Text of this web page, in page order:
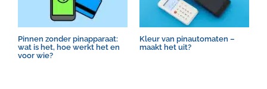
Pinnen zonder pinapparaat:
wat is het, hoe werkt het en
voor wie?
Kleur van pinautomaten –
maakt het uit?